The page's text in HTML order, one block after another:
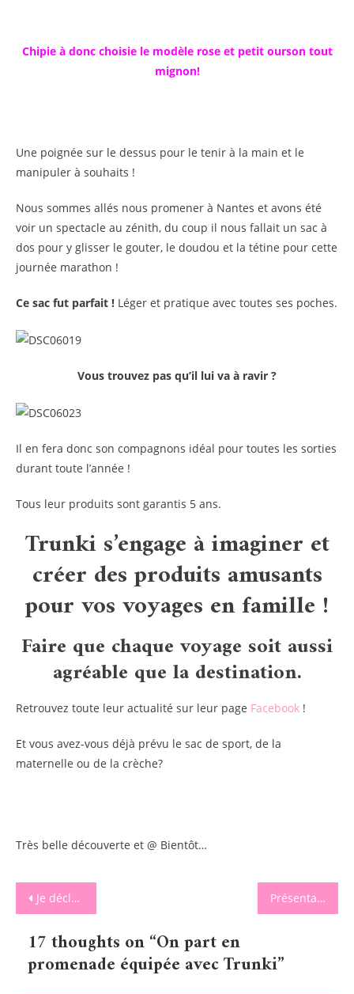
Chipie à donc choisie le modèle rose et petit ourson tout
mignon!
Une poignée sur le dessus pour le tenir à la main et le
manipuler à souhaits !
Nous sommes allés nous promener à Nantes et avons été
voir un spectacle au zénith, du coup il nous fallait un sac à
dos pour y glisser le gouter, le doudou et la tétine pour cette
journée marathon !
Ce sac fut parfait ! Léger et pratique avec toutes ses poches.
Vous trouvez pas qu’il lui va à ravir ?
Il en fera donc son compagnons idéal pour toutes les sorties
durant toute l’année !
Tous leur produits sont garantis 5 ans.
Trunki s’engage à imaginer et
créer des produits amusants
pour vos voyages en famille !
Faire que chaque voyage soit aussi
agréable que la destination.
Retrouvez toute leur actualité sur leur page Facebook !
Et vous avez-vous déjà prévu le sac de sport, de la
maternelle ou de la crèche?
Très belle découverte et @ Bientôt…
Navigation
de
l’article
Je déclare la saison des barbecues ouverte avec Grillobois Présentation du kit Pandacraft du mois de Mai
17 thoughts on “On part en
promenade équipée avec Trunki”